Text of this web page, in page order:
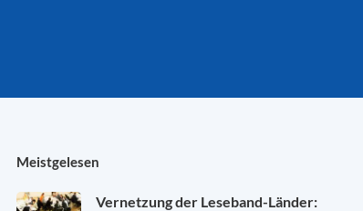
Meistgelesen
Vernetzung der Leseband-Länder: